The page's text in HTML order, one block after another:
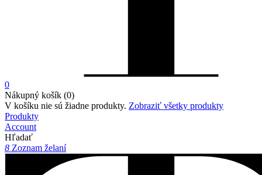
0
Nákupný košík (0)
V košíku nie sú žiadne produkty. Zobraziť všetky produkty
Produkty
Account
Hľadať
8 Zoznam želaní